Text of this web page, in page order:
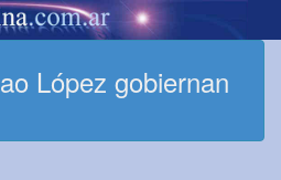
López gobiernan